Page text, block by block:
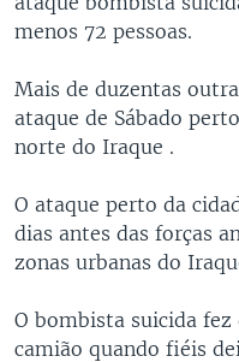
menos 72 pessoas.
Mais de duzentas
ataque de Sábado
norte do Iraque .
O ataque perto da
dias antes das forças
zonas urbanas do
O bombista suicida
camião quando fiéis